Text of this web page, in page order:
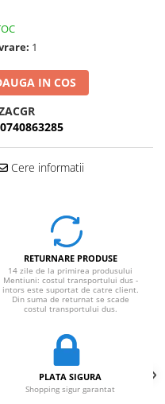
1
IN COS
0740863285
Cere informatii
RETURNARE PRODUSE
14 zile de la primirea produsului
Mentiuni: costul transportului dus -
intors este suportat de catre client.
Din suma de returnat se scade
costul transportului dus.
PLATA SIGURA
Shopping sigur garantat